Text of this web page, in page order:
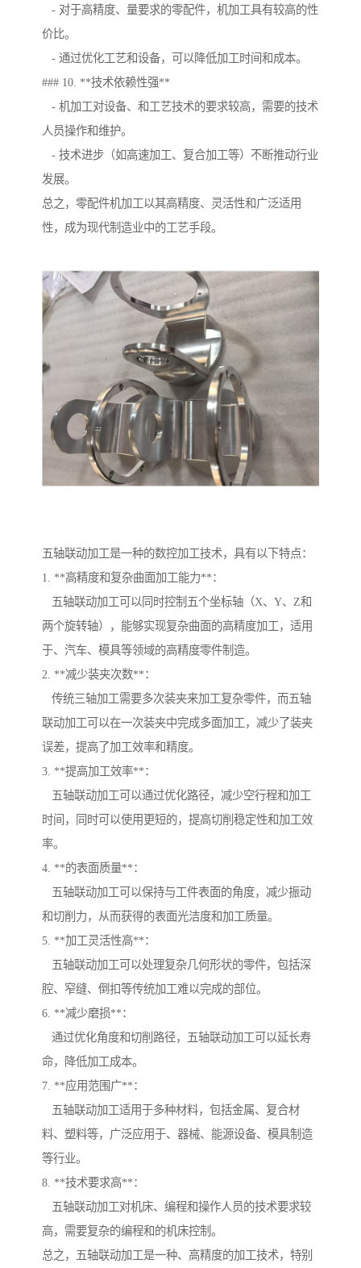
- 对于高精度、量要求的零配件，机加工具有较高的性
价比。
- 通过优化工艺和设备，可以降低加工时间和成本。
### 10. **技术依赖性强**
- 机加工对设备、和工艺技术的要求较高，需要的技术
人员操作和维护。
- 技术进步（如高速加工、复合加工等）不断推动行业
发展。
总之，零配件机加工以其高精度、灵活性和广泛适用
性，成为现代制造业中的工艺手段。
五轴联动加工是一种的数控加工技术，具有以下特点：
1. **高精度和复杂曲面加工能力**：
五轴联动加工可以同时控制五个坐标轴（X、Y、Z和
两个旋转轴），能够实现复杂曲面的高精度加工，适用
于、汽车、模具等领域的高精度零件制造。
2. **减少装夹次数**：
传统三轴加工需要多次装夹来加工复杂零件，而五轴
联动加工可以在一次装夹中完成多面加工，减少了装夹
误差，提高了加工效率和精度。
3. **提高加工效率**：
五轴联动加工可以通过优化路径，减少空行程和加工
时间，同时可以使用更短的，提高切削稳定性和加工效
率。
4. **的表面质量**：
五轴联动加工可以保持与工件表面的角度，减少振动
和切削力，从而获得的表面光洁度和加工质量。
5. **加工灵活性高**：
五轴联动加工可以处理复杂几何形状的零件，包括深
腔、窄缝、倒扣等传统加工难以完成的部位。
6. **减少磨损**：
通过优化角度和切削路径，五轴联动加工可以延长寿
命，降低加工成本。
7. **应用范围广**：
五轴联动加工适用于多种材料，包括金属、复合材
料、塑料等，广泛应用于、器械、能源设备、模具制造
等行业。
8. **技术要求高**：
五轴联动加工对机床、编程和操作人员的技术要求较
高，需要复杂的编程和的机床控制。
总之，五轴联动加工是一种、高精度的加工技术，特别